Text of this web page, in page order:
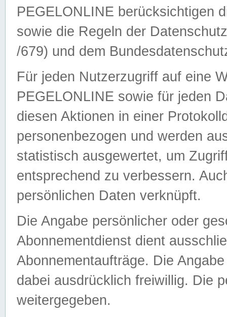
PEGELONLINE berücksichtigen
sowie die Regeln der
/679) und dem
Für jeden Nutzerzugriff auf eine
PEGELONLINE sowie für jeden
diesen Aktionen in einer
personenbezogen und werden
statistisch ausgewertet, um
entsprechend zu verbessern.
persönlichen Daten verknüpft.
Die Angabe persönlicher oder
Abonnementdienst dient
Abonnementaufträge. Die
dabei ausdrücklich freiwillig. Die
weitergegeben.